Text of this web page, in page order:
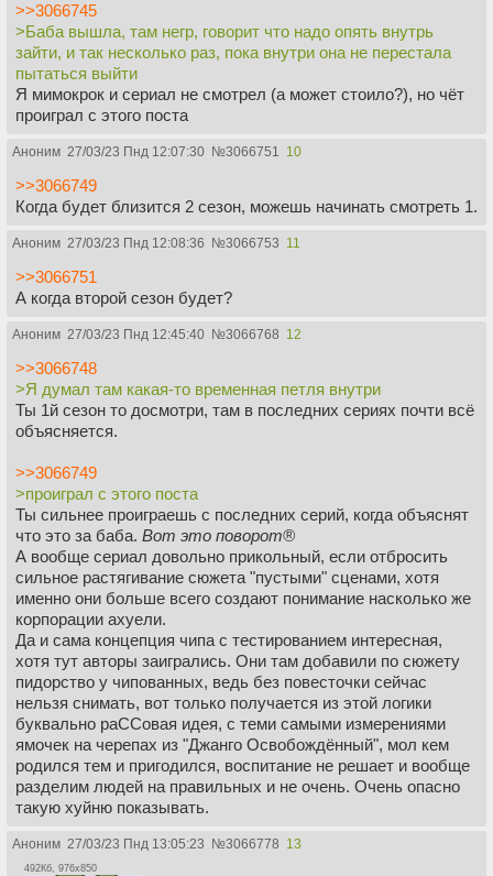
>>3066745
>Баба вышла, там негр, говорит что надо опять внутрь
зайти, и так несколько раз, пока внутри она не перестала
пытаться выйти
Я мимокрок и сериал не смотрел (а может стоило?), но чёт
проиграл с этого поста
Аноним 27/03/23 Пнд 12:07:30 №3066751 10
>>3066749
Когда будет близится 2 сезон, можешь начинать смотреть 1.
Аноним 27/03/23 Пнд 12:08:36 №3066753 11
>>3066751
А когда второй сезон будет?
Аноним 27/03/23 Пнд 12:45:40 №3066768 12
>>3066748
>Я думал там какая-то временная петля внутри
Ты 1й сезон то досмотри, там в последних сериях почти всё
объясняется.
>>3066749
>проиграл с этого поста
Ты сильнее проиграешь с последних серий, когда объяснят
что это за баба. Вот это поворот®
А вообще сериал довольно прикольный, если отбросить
сильное растягивание сюжета "пустыми" сценами, хотя
именно они больше всего создают понимание насколько же
корпорации ахуели.
Да и сама концепция чипа с тестированием интересная,
хотя тут авторы заигрались. Они там добавили по сюжету
пидорство у чипованных, ведь без повесточки сейчас
нельзя снимать, вот только получается из этой логики
буквально раССовая идея, с теми самыми измерениями
ямочек на черепах из "Джанго Освобождённый", мол кем
родился тем и пригодился, воспитание не решает и вообще
разделим людей на правильных и не очень. Очень опасно
такую хуйню показывать.
Аноним 27/03/23 Пнд 13:05:23 №3066778 13
492Кб, 976x850